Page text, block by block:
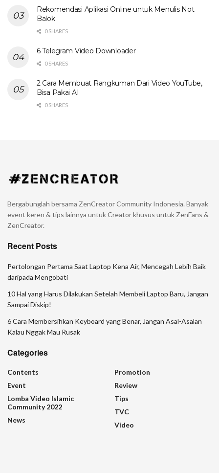
Rekomendasi Aplikasi Online untuk Menulis Not
Balok
0 SHARES
6 Telegram Video Downloader
0 SHARES
2 Cara Membuat Rangkuman Dari Video YouTube,
Bisa Pakai AI
0 SHARES
Bergabunglah bersama ZenCreator Community Indonesia. Banyak
event keren & tips lainnya untuk Creator khusus untuk ZenFans &
ZenCreator.
Recent Posts
Pertolongan Pertama Saat Laptop Kena Air, Mencegah Lebih Baik
daripada Mengobati
10 Hal yang Harus Dilakukan Setelah Membeli Laptop Baru, Jangan
Sampai Diskip!
6 Cara Membersihkan Keyboard yang Benar, Jangan Asal-Asalan
Kalau Nggak Mau Rusak
Categories
Contents
Event
Lomba Video Islamic
Community 2022
News
Promotion
Review
Tips
TVC
Video